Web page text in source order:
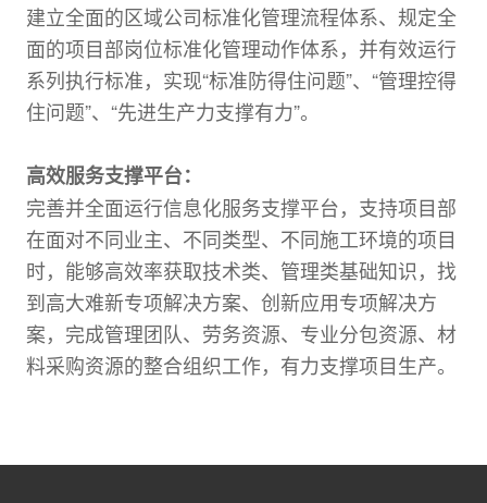
建立全面的区域公司标准化管理流程体系、规定全
面的项目部岗位标准化管理动作体系，并有效运行
系列执行标准，实现“标准防得住问题”、“管理控得
住问题”、“先进生产力支撑有力”。
高效服务支撑平台：
完善并全面运行信息化服务支撑平台，支持项目部
在面对不同业主、不同类型、不同施工环境的项目
时，能够高效率获取技术类、管理类基础知识，找
到高大难新专项解决方案、创新应用专项解决方
案，完成管理团队、劳务资源、专业分包资源、材
料采购资源的整合组织工作，有力支撑项目生产。